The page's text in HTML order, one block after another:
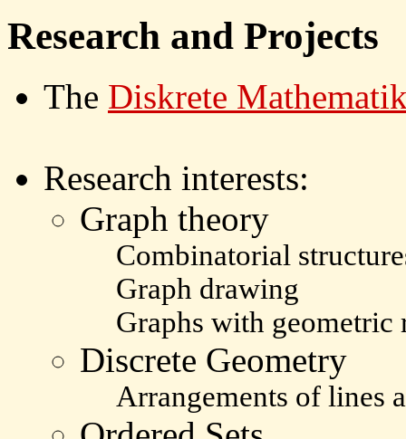
Research and Projects
The Diskrete
Research interests:
Graph theory
Combinatorial
Graph drawing
Graphs with geometric
Discrete Geometry
Arrangements of lines